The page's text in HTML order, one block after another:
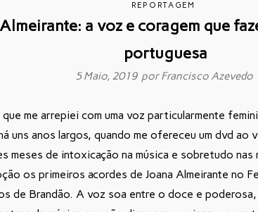
REPORTAGEM
a voz e coragem que
portuguesa
5 Maio, 2019 porFrancisco Azevedo
me arrepiei com uma voz particularmente
uns anos largos, quando me ofereceu um dvd ao
meses de intoxicação na música e sobretudo nas
os primeiros acordes de Joana Almeirante no
de Brandão. A voz soa entre o doce e